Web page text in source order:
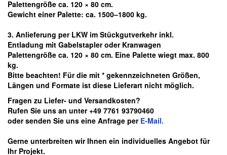
Palettengröße ca. 120 × 80 cm.
Gewicht einer Palette: ca. 1500–1800 kg.
3. Anlieferung per LKW im Stückgutverkehr inkl.
Entladung mit Gabelstapler oder Kranwagen
Palettengröße ca. 120 × 80 cm. Eine Palette wiegt max. 800
kg.
Bitte beachten! Für die mit * gekennzeichneten Größen,
Längen und Formate ist diese Lieferart nicht möglich.
Fragen zu Liefer- und Versandkosten?
Rufen Sie uns an unter +49 7761 93790460
oder senden Sie uns eine Anfrage per E-Mail.
Gerne unterbreiten wir Ihnen ein individuelles Angebot für
Ihr Projekt.